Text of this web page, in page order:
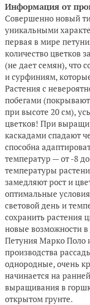
Информация от
Совершенно новый
уникальными
первая в мире
количество цветков
(не дает семян), что
и сурфиниям,
Растения с
побегами
при высоте 20 см),
цветков! При
каскадами спадают
способна
температур — от -8
температуры
замедляют рост и
оптимальные
световой день и
сохранить растения
новые возможности
Петуния Марко Поло
производства
однородные, очень
начинается на
выращивания в
открытом грунте.